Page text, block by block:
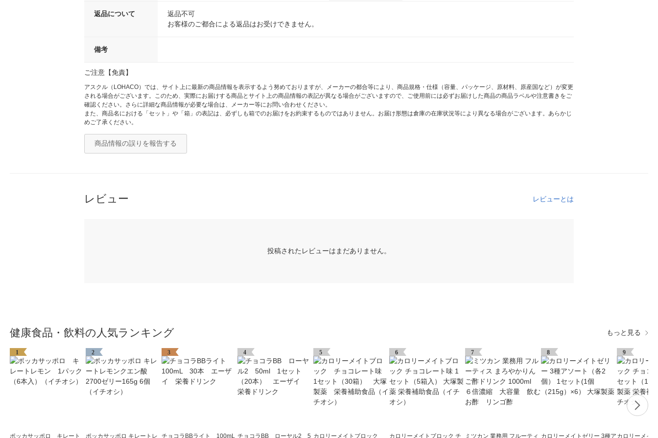
返品について
返品不可
お客様のご都合による返品はお受けできません。
備考
ご注意【免責】
アスクル（LOHACO）では、サイト上に最新の商品情報を表示するよう努めておりますが、メーカーの都合等により、商品規格・仕様（容量、パッケージ、原材料、原産国など）が変更
される場合がございます。このため、実際にお届けする商品とサイト上の商品情報の表記が異なる場合がございますので、ご使用前には必ずお届けした商品の商品ラベルや注意書きをご
確認ください。さらに詳細な商品情報が必要な場合は、メーカー等にお問い合わせください。
また、商品名における「セット」や「箱」の表記は、必ずしも箱でのお届けをお約束するものではありません。お届け形態は倉庫の在庫状況等により異なる場合がございます。あらかじ
めご了承ください。
商品情報の誤りを報告する
レビュー レビューとは
投稿されたレビューはまだありません。
健康食品・飲料の人気ランキング もっと見る
1
ポッカサッポロ キレート
2
ポッカサッポロ キレートレ
3
チョコラBBライト 100mL
4
チョコラBB ローヤル2 5
5
カロリーメイトブロック
6
カロリーメイトブロック チ
7
ミツカン 業務用 フルーティ
8
カロリーメイトゼリー 3種ア
9
カロリーメイ